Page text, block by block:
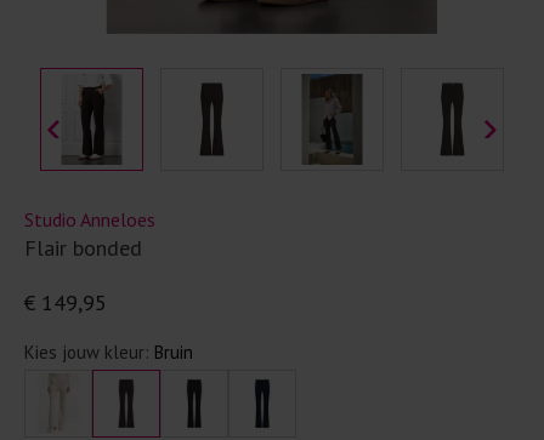
Studio Anneloes
Flair bonded
€ 149,95
Kies jouw kleur: Bruin